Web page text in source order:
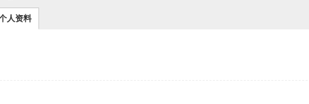
人资料